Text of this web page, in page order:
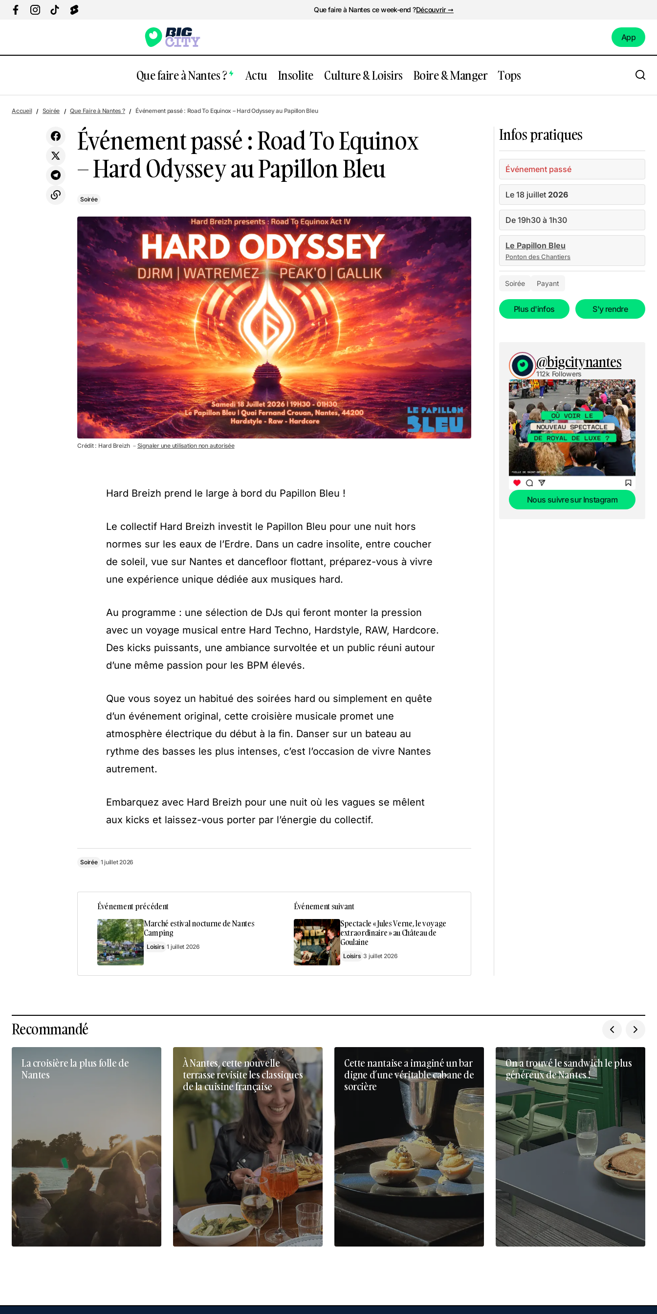
Que faire à Nantes ce week-end ?Découvrir ➞
App
Que faire à Nantes ? Actu Insolite Culture & Loisirs Boire & Manger Tops
Découvre 4 lieux mythiques de Saint-
Nazaire en illimité toute l'année
Soirée Événement passé : Road To Equinox – Hard Odyssey au
Accueil Soirée Que Faire à Nantes ? Événement passé : Road To Equinox – Hard Odyssey au Papillon Bleu
Événement passé : Road To Equinox
– Hard Odyssey au Papillon Bleu
Soirée
Crédit : Hard Breizh － Signaler une utilisation non autorisée
Hard Breizh prend le large à bord du Papillon Bleu !
Le collectif Hard Breizh investit le Papillon Bleu pour une nuit hors
normes sur les eaux de l’Erdre. Dans un cadre insolite, entre coucher
de soleil, vue sur Nantes et dancefloor flottant, préparez-vous à vivre
une expérience unique dédiée aux musiques hard.
Au programme : une sélection de DJs qui feront monter la pression
avec un voyage musical entre Hard Techno, Hardstyle, RAW, Hardcore.
Des kicks puissants, une ambiance survoltée et un public réuni autour
d’une même passion pour les BPM élevés.
Que vous soyez un habitué des soirées hard ou simplement en quête
d’un événement original, cette croisière musicale promet une
atmosphère électrique du début à la fin. Danser sur un bateau au
rythme des basses les plus intenses, c’est l’occasion de vivre Nantes
autrement.
Embarquez avec Hard Breizh pour une nuit où les vagues se mêlent
aux kicks et laissez-vous porter par l’énergie du collectif.
Soirée 1 juillet 2026
Événement précédent
Marché estival nocturne de Nantes
Camping
Loisirs 1 juillet 2026
Événement suivant
Spectacle « Jules Verne, le voyage
extraordinaire » au Château de
Goulaine
Loisirs 3 juillet 2026
Infos pratiques
Événement passé
Le 18 juillet 2026
De 19h30 à 1h30
Le Papillon Bleu
Ponton des Chantiers
Soirée Payant
Plus d'infos S'y rendre
@bigcitynantes
112k Followers
Nous suivre sur Instagram
Recommandé
La croisière la plus folle de
Nantes
À Nantes, cette nouvelle
terrasse revisite les classiques
de la cuisine française
Cette nantaise a imaginé un bar
digne d’une véritable cabane de
sorcière
On a trouvé le sandwich le plus
généreux de Nantes !